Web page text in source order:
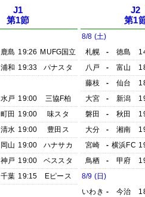
J1
第1節
鹿島 19:26 MUFG国立
浦和 19:33
パナスタ
水戸 19:00
三協F柏
町田 19:00
味スタ
清水 19:00
豊田ス
岡山 19:00
ハナサカ
神戸 19:00
ベススタ
千葉 19:15
Eピース
J2
第1
8/8 (土)
札幌
- 徳島
八戸
- 富山
藤枝
- 仙台
大宮
- 新潟
磐田
- 秋田
大分
- 湘南
宮崎
- 横浜FC
鳥栖
- 甲府
8/9 (日)
いわき - 今治